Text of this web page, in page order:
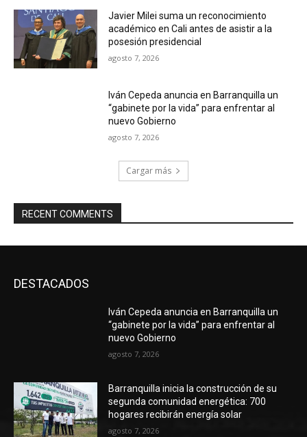
Javier Milei suma un reconocimiento
académico en Cali antes de asistir a la
posesión presidencial
agosto 7, 2026
Iván Cepeda anuncia en Barranquilla un
“gabinete por la vida” para enfrentar al
nuevo Gobierno
agosto 7, 2026
Cargar más
RECENT COMMENTS
DESTACADOS
Iván Cepeda anuncia en Barranquilla un
“gabinete por la vida” para enfrentar al
nuevo Gobierno
agosto 7, 2026
Barranquilla inicia la construcción de su
segunda comunidad energética: 700
hogares recibirán energía solar
agosto 7, 2026